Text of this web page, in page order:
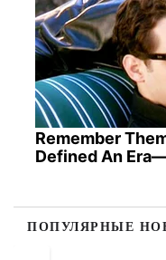
Remember
Defined An
ПОПУЛЯРНЫЕ